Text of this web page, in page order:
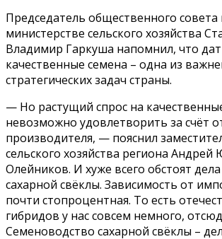
Председатель общественного совета
министерстве сельского хозяйства
Владимир Гаркуша напомнил, что
качественные семена – одна из
стратегических задач страны.
— Но растущий спрос на
невозможно удовлетворить за счёт
производителя, — пояснил
сельского хозяйства региона
Олейников. И хуже всего обстоят
сахарной свёклы. Зависимость от
почти стопроцентная. То есть
гибридов у нас совсем немного,
Семеноводство сахарной свёклы –